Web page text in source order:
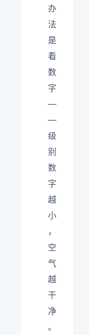
办
法
是
看
数
字
—
—
级
别
数
字
越
小
，
空
气
越
干
净
。